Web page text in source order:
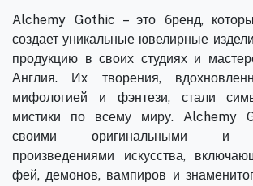
Alchemy Gothic – это бренд,
создает уникальные ювелирные
продукцию в своих студиях и
Англия. Их творения,
мифологией и фэнтези, стали
мистики по всему миру. Alchemy
своими оригинальными и
произведениями искусства,
фей, демонов, вампиров и